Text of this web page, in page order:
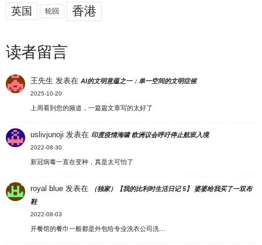
英国 轮回 香港
读者留言
王先生 发表在AI的文明意蕴之一：单一空间的文明症候
2025-10-20
上周看到您的频道，一篇篇文章写的太好了
uslivjunoji 发表在 印度疫情海啸 欧洲议会呼吁停止航班入境
2022-08-30
新冠病毒一直在变种，真是太可怕了
royal blue 发表在
（独家）【我的比利时生活日记 5】 婆婆给我买了一双布
鞋
2022-08-03
开餐馆的餐巾一般都是外包给专业洗衣公司洗…